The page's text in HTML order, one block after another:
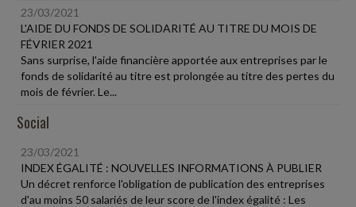
23/03/2021
L'AIDE DU FONDS DE SOLIDARITÉ AU TITRE DU MOIS DE
FÉVRIER 2021
Sans surprise, l'aide financière apportée aux entreprises par le
fonds de solidarité au titre est prolongée au titre des pertes du
mois de février. Le...
Social
23/03/2021
INDEX ÉGALITÉ : NOUVELLES INFORMATIONS À PUBLIER
Un décret renforce l'obligation de publication des entreprises
d'au moins 50 salariés de leur score de l'index égalité : Les